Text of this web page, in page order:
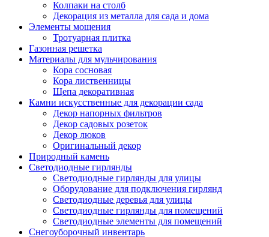
Колпаки на столб
Декорация из металла для сада и дома
Элементы мощения
Тротуарная плитка
Газонная решетка
Материалы для мульчирования
Кора сосновая
Кора лиственницы
Щепа декоративная
Камни искусственные для декорации сада
Декор напорных фильтров
Декор садовых розеток
Декор люков
Оригинальный декор
Природный камень
Светодиодные гирлянды
Светодиодные гирлянды для улицы
Оборудование для подключения гирлянд
Светодиодные деревья для улицы
Светодиодные гирлянды для помещений
Светодиодные элементы для помещений
Снегоуборочный инвентарь